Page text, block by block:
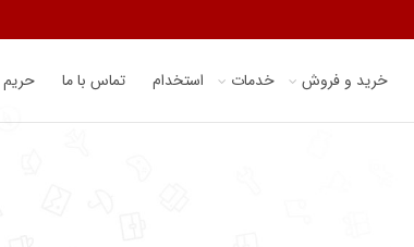
خرید و فروش خدمات استخدام تماس با ما